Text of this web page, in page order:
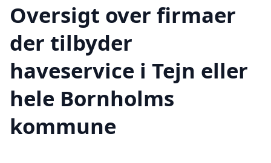
Oversigt over firmaer
der tilbyder
haveservice i Tejn eller
hele Bornholms
kommune